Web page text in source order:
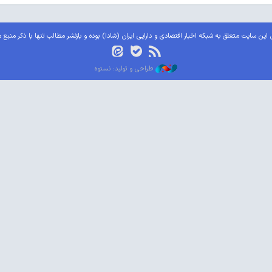
سایت متعلق به شبکه اخبار اقتصادی و دارایی ایران (شادا) بوده و بازنشر مطالب تنها با ذکر
طراحی و تولید: نستوه